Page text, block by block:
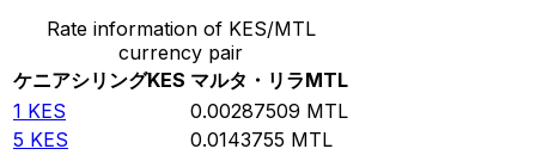
Rate information of KES/MTL
currency pair
ケニアシリングKES マルタ・リラMTL
1 KES 0.00287509 MTL
5 KES 0.0143755 MTL